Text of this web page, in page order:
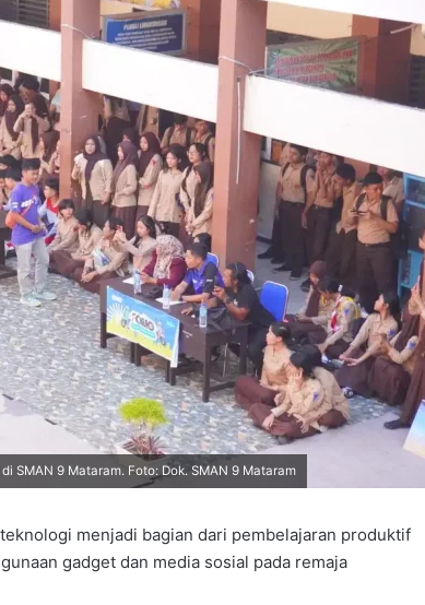
9 Mataram. Foto: Dok. SMAN 9 Mataram
menjadi bagian dari pembelajaran produktif
gadget dan media sosial pada remaja